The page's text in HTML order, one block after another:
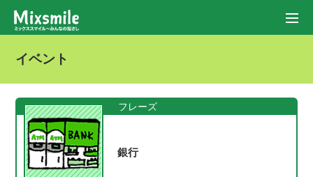
イベント
フレーズ
銀行